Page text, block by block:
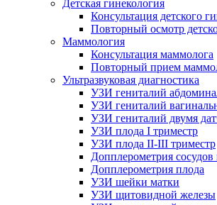
Детская гинекология
Консультация детского
Повторный осмотр
Маммология
Консультация маммолога
Повторный прием
Ультразвуковая диагностика
УЗИ гениталий
УЗИ гениталий
УЗИ гениталий двумя
УЗИ плода I триместр
УЗИ плода II-III триместр
Допплерометрия сосудов
Допплерометрия плода
УЗИ шейки матки
УЗИ щитовидной железы